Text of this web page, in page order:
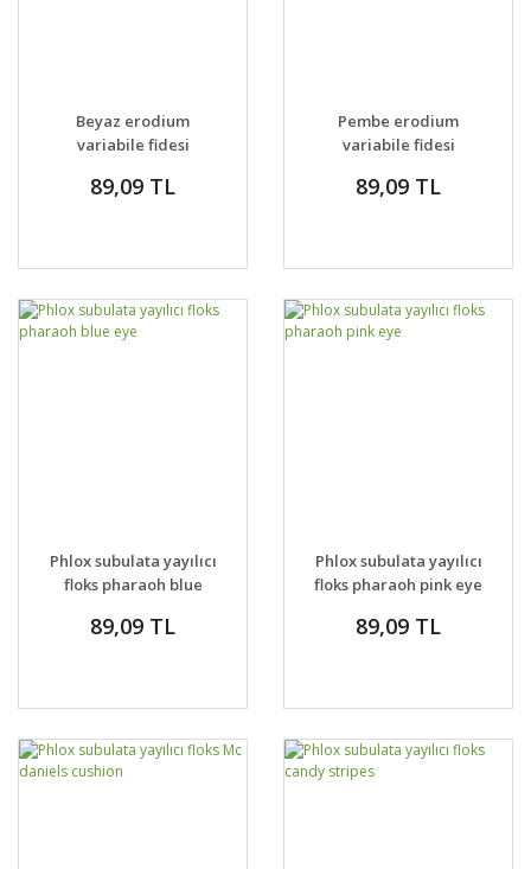
Beyaz erodium
variabile fidesi
89,09 TL
Pembe erodium
variabile fidesi
89,09 TL
Phlox subulata yayılıcı
floks pharaoh blue
89,09 TL
Phlox subulata yayılıcı
floks pharaoh pink eye
89,09 TL